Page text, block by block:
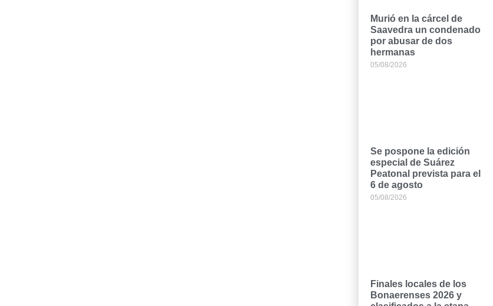
Murió en la cárcel de
Saavedra un condenado
por abusar de dos
hermanas
05/08/2026
Se pospone la edición
especial de Suárez
Peatonal prevista para el
6 de agosto
05/08/2026
Finales locales de los
Bonaerenses 2026 y